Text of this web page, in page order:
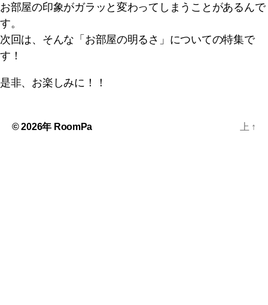
お部屋の印象がガラッと変わってしまうことがあるんで
す。
次回は、そんな「お部屋の明るさ」についての特集で
す！
是非、お楽しみに！！
© 2026年 RoomPa 上 ↑